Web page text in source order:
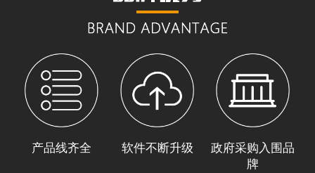
产品线齐全 软件不断升级
政府采购入围品
牌